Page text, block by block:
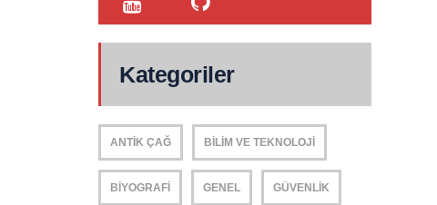
Kategoriler
ANTIK ÇAĞ BILIM VE TEKNOLOJI
BIYOGRAFI GENEL GÜVENLIK